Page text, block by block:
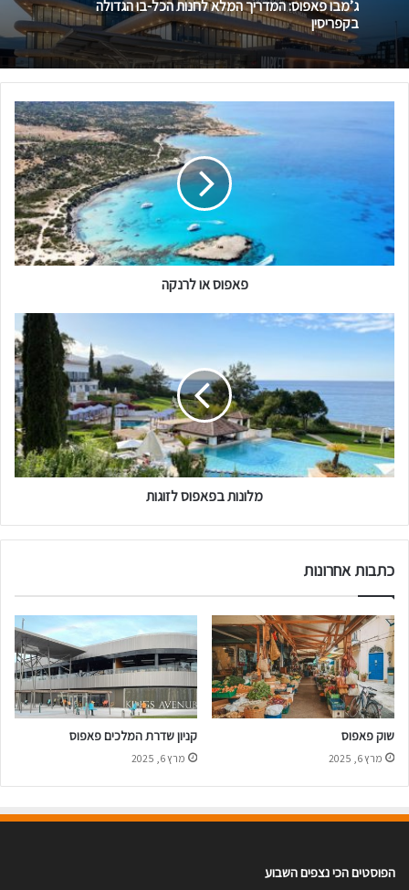
ג’מבו פאפוס: המדריך המלא לחנות הכל-בו הגדולה
בקפריסין
א
ו
ל
ר
ה
פאפוס או לרנקה
מ
נ
ב
פ
א
ז
ו
ת
מלונות בפאפוס לזוגות
כתבות אחרונות
שוק פאפוס
מרץ 6, 2025
קניון שדרת המלכים פאפוס
מרץ 6, 2025
הפוסטים הכי נצפים השבוע